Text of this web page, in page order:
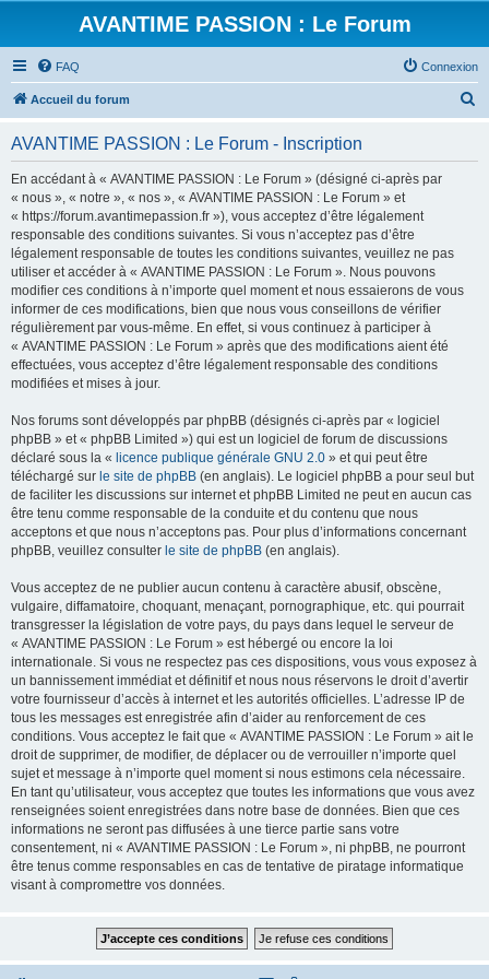
AVANTIME PASSION : Le Forum
FAQ Connexion
Accueil du forum
AVANTIME PASSION : Le Forum - Inscription
En accédant à « AVANTIME PASSION : Le Forum » (désigné ci-après par
« nous », « notre », « nos », « AVANTIME PASSION : Le Forum » et
« https://forum.avantimepassion.fr »), vous acceptez d’être légalement
responsable des conditions suivantes. Si vous n’acceptez pas d’être
légalement responsable de toutes les conditions suivantes, veuillez ne pas
utiliser et accéder à « AVANTIME PASSION : Le Forum ». Nous pouvons
modifier ces conditions à n’importe quel moment et nous essaierons de vous
informer de ces modifications, bien que nous vous conseillons de vérifier
régulièrement par vous-même. En effet, si vous continuez à participer à
« AVANTIME PASSION : Le Forum » après que des modifications aient été
effectuées, vous acceptez d’être légalement responsable des conditions
modifiées et mises à jour.
Nos forums sont développés par phpBB (désignés ci-après par « logiciel
phpBB » et « phpBB Limited ») qui est un logiciel de forum de discussions
déclaré sous la « licence publique générale GNU 2.0 » et qui peut être
téléchargé sur le site de phpBB (en anglais). Le logiciel phpBB a pour seul but
de faciliter les discussions sur internet et phpBB Limited ne peut en aucun cas
être tenu comme responsable de la conduite et du contenu que nous
acceptons et que nous n’acceptons pas. Pour plus d’informations concernant
phpBB, veuillez consulter le site de phpBB (en anglais).
Vous acceptez de ne publier aucun contenu à caractère abusif, obscène,
vulgaire, diffamatoire, choquant, menaçant, pornographique, etc. qui pourrait
transgresser la législation de votre pays, du pays dans lequel le serveur de
« AVANTIME PASSION : Le Forum » est hébergé ou encore la loi
internationale. Si vous ne respectez pas ces dispositions, vous vous exposez à
un bannissement immédiat et définitif et nous nous réservons le droit d’avertir
votre fournisseur d’accès à internet et les autorités officielles. L’adresse IP de
tous les messages est enregistrée afin d’aider au renforcement de ces
conditions. Vous acceptez le fait que « AVANTIME PASSION : Le Forum » ait le
droit de supprimer, de modifier, de déplacer ou de verrouiller n’importe quel
sujet et message à n’importe quel moment si nous estimons cela nécessaire.
En tant qu’utilisateur, vous acceptez que toutes les informations que vous avez
renseignées soient enregistrées dans notre base de données. Bien que ces
informations ne seront pas diffusées à une tierce partie sans votre
consentement, ni « AVANTIME PASSION : Le Forum », ni phpBB, ne pourront
être tenus comme responsables en cas de tentative de piratage informatique
visant à compromettre vos données.